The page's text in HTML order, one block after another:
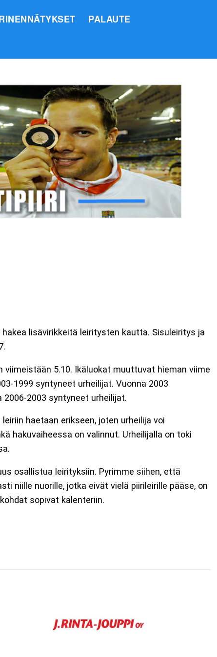
PALAUTE
lisävirikkeitä leiritysten kautta. Sisuleiritys ja
5.10. Ikäluokat muuttuvat hieman viime
1999 syntyneet urheilijat. Vuonna 2003
2003 syntyneet urheilijat.
haetaan erikseen, joten urheilija voi
hakuvaiheessa on valinnut. Urheilijalla on toki
osallistua leirityksiin. Pyrimme siihen, että
niille nuorille, jotka eivät vielä piirileirille pääse, on
sopivat kalenteriin.